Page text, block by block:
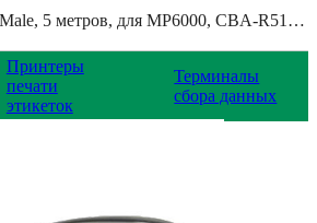
Кабель RS232: DB9 Male, 5 метров, для MP6000, CBA-R51-S16ZAR
Принтеры
печати
этикеток
Терминалы
сбора данных